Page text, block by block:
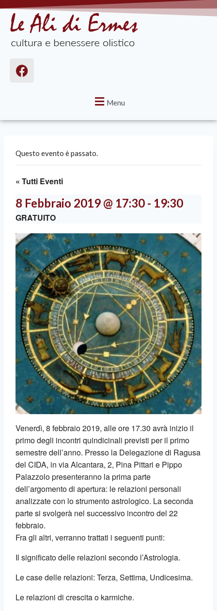
Menu
Questo evento è passato.
« Tutti Eventi
8 Febbraio 2019 @ 17:30 - 19:30
GRATUITO
Venerdì, 8 febbraio 2019, alle ore 17.30 avrà inizio il
primo degli incontri quindicinali previsti per il primo
semestre dell’anno. Presso la Delegazione di Ragusa
del CIDA, in via Alcantara, 2, Pina Pittari e Pippo
Palazzolo presenteranno la prima parte
dell’argomento di apertura: le relazioni personali
analizzate con lo strumento astrologico. La seconda
parte si svolgerà nel successivo incontro del 22
febbraio.
Fra gli altri, verranno trattati i seguenti punti:
Il significato delle relazioni secondo l’Astrologia.
Le case delle relazioni: Terza, Settima, Undicesima.
Le relazioni di crescita o karmiche.